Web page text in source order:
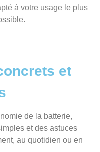
à votre usage le plus
et
de la batterie,
et des astuces
au quotidien ou en